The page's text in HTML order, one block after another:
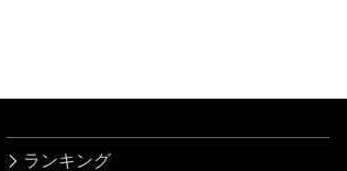
ランキング